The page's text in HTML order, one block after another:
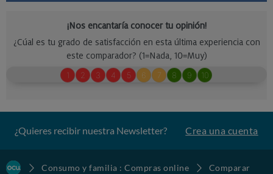
¿Quieres recibir nuestra Newsletter? Crea una cuenta
Consumo y familia : Compras online
Comparar